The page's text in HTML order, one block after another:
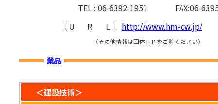
TEL : 06-6392-1951
FAX:06-
［ ＵＲＬ ］ http://www.hm-cw.jp/
（その他情報は団体ＨＰをご覧ください）
業品
＜建設技術＞